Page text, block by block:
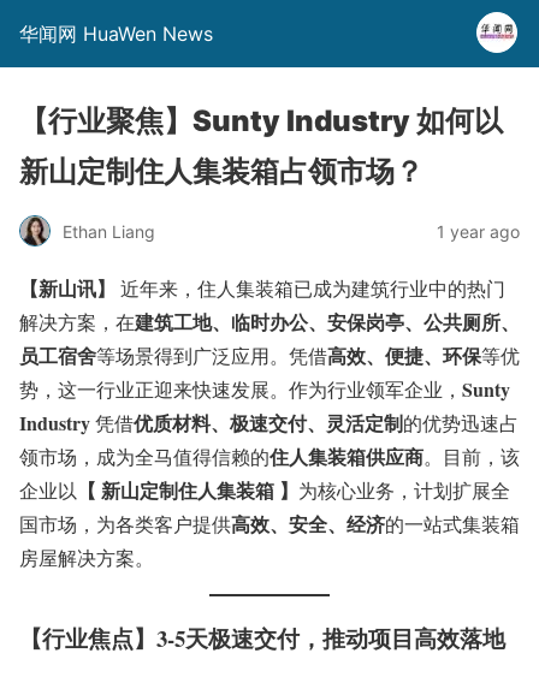
华闻网 HuaWen News
【行业聚焦】Sunty Industry 如何以
新山定制住人集装箱占领市场？
Ethan Liang 1 year ago
【新山讯】
近年来，住人集装箱已成为建筑行业中的热门
解决方案，在建筑工地、临时办公、安保岗亭、公共厕所、
员工宿舍等场景得到广泛应用。凭借高效、便捷、环保等优
势，这一行业正迎来快速发展。作为行业领军企业， Sunty
Industry凭借优质材料、极速交付、灵活定制的优势迅速占
领市场，成为全马值得信赖的住人集装箱供应商。目前，该
企业以 【 新山定制住人集装箱 】 为核心业务，计划扩展全
国市场，为各类客户提供高效、安全、经济的一站式集装箱
房屋解决方案。
【行业焦点】3-5天极速交付，推动项目高效落地